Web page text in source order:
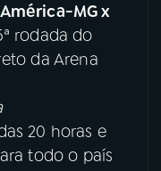
América-MG x
rodada do
da Arena
20 horas e
todo o país